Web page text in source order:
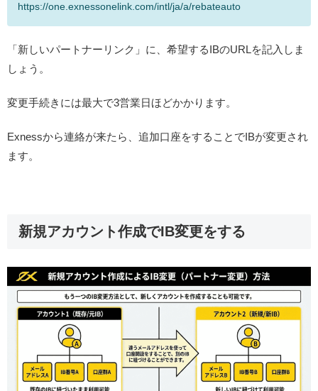
https://one.exnessonelink.com/intl/ja/a/rebateauto
「新しいパートナーリンク」に、希望するIBのURLを記入しま
しょう。
変更手続きには最大で3営業日ほどかかります。
Exnessから連絡が来たら、追加口座をすることでIBが変更され
ます。
新規アカウント作成でIB変更をする